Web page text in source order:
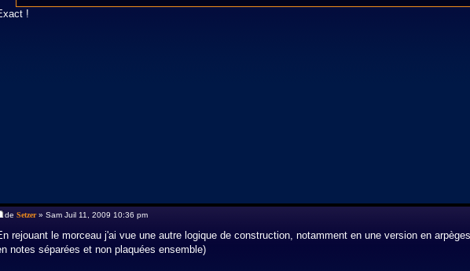
!
deSetzer» Sam Juil 11, 2009 10:36 pm
rejouant le morceau j'ai vue une autre logique de construction, notamment en une version en
notes séparées et non plaquées ensemble)